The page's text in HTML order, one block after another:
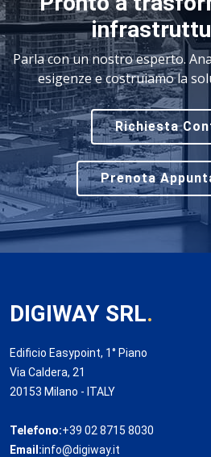
Parla con un nostro esperto.
esigenze e costruiamo la
Richiesta
Prenota
DIGIWAY SRL.
Edificio Easypoint, 1° Piano
Via Caldera, 21
20153 Milano - ITALY
Telefono:+39 02 8715 8030
Email:info@digiway.it